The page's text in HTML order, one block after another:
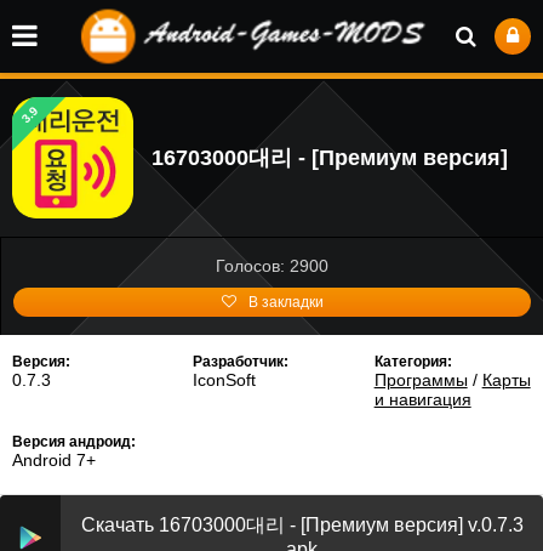
3.9
16703000대리 - [Премиум версия]
Голосов: 2900
В закладки
Версия:
0.7.3
Разработчик:
IconSoft
Категория:
Программы/ Карты
и навигация
Версия андроид:
Android 7+
Скачать 16703000대리 - [Премиум версия] v.0.7.3